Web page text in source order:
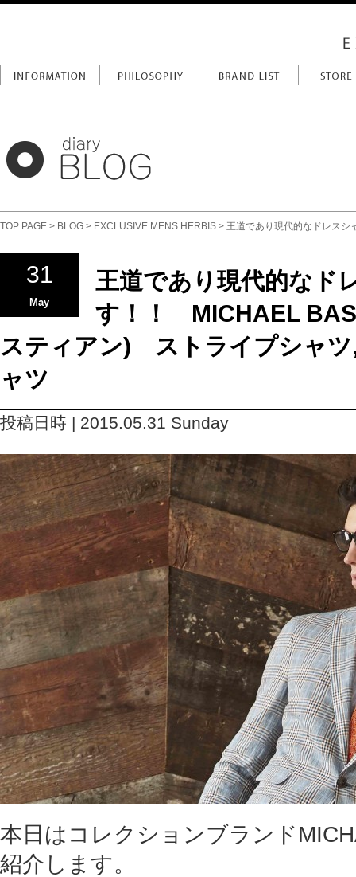
TOP PAGE > BLOG > EXCLUSIVE MENS HERBIS > 王道であり現代的なドレス
31
May
王道であり現代的なド
す！！ MICHAEL
スティアン) ストライプシャツ
ャツ
投稿日時 | 2015.05.31 Sunday
本日はコレクションブランド
紹介します。